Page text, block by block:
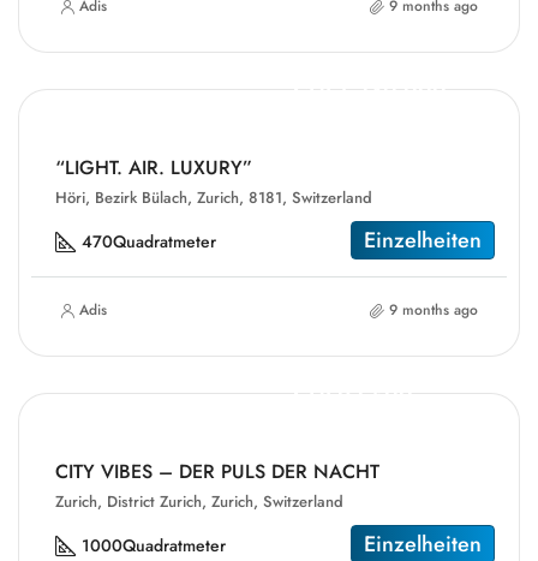
Adis 9 months ago
CHF1,349,000
“LIGHT. AIR. LUXURY”
Höri, Bezirk Bülach, Zurich, 8181, Switzerland
470Quadratmeter Einzelheiten
Adis 9 months ago
CHF23,500
CITY VIBES – DER PULS DER NACHT
Zurich, District Zurich, Zurich, Switzerland
1000Quadratmeter Einzelheiten